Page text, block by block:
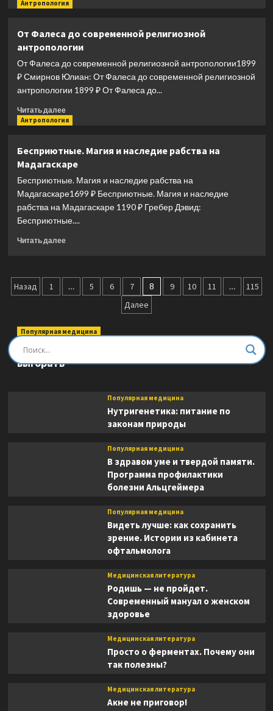
создателя
больше
генетики
Антропология
От Фалеса до современной религиозной
антропологии
От Фалеса до современной религиозной антропологии1899
₽ Смирнов Юлиан: От Фалеса до современной религиозной
антропологии 1899 ₽ От Фалеса до...
Читать далееПрочитать
больше
Фалеса
до
современной
религиозной
Антропология
Бесприютные. Магия и наследие рабства на
Мадагаскаре
Бесприютные. Магия и наследие рабства на
Мадагаскаре1699 ₽ Бесприютные. Магия и наследие
рабства на Мадагаскаре 1190 ₽ Гребер Дэвид:
Бесприютные....
Читать далееПрочитать
и
на
Пагинация
Назад 1 … 5 6 7 8 9 10 11 …
115
Далее
Популярная медицина
Быть врачом. Как помогать, развиваться и не
выгорать
Популярная медицина
Нутригенетика: питание по
законам природы
Популярная медицина
В здравом уме и твердой памяти.
Программа профилактики
болезни Альцгеймера
Популярная медицина
Видеть лучше: как сохранить
зрение. Истории из кабинета
офтальмолога
Медицинская литература
Родишь — не пройдет.
Современный мануал о женском
здоровье
Медицинская литература
Просто о ферментах. Почему они
так полезны?
Медицинская литература
Акне не приговор!